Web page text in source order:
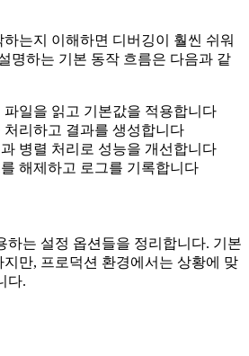
는지 이해하면 디버깅이 훨씬 쉬워
명하는 기본 동작 흐름은 다음과 같
파일을 읽고 기본값을 적용합니다
처리하고 결과를 생성합니다
병렬 처리로 성능을 개선합니다
해제하고 로그를 기록합니다
하는 설정 옵션들을 정리합니다. 기본
만, 프로덕션 환경에서는 상황에 맞
다.